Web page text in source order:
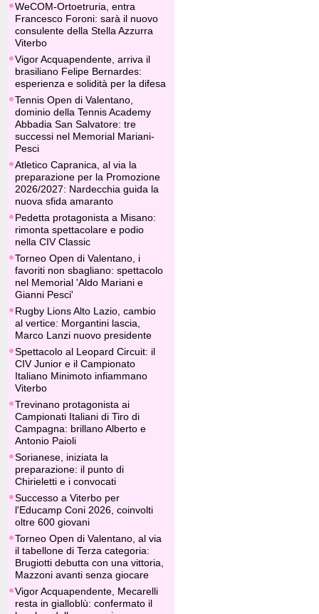
WeCOM-Ortoetruria, entra
Francesco Foroni: sarà il nuovo
consulente della Stella Azzurra
Viterbo
Vigor Acquapendente, arriva il
brasiliano Felipe Bernardes:
esperienza e solidità per la difesa
Tennis Open di Valentano,
dominio della Tennis Academy
Abbadia San Salvatore: tre
successi nel Memorial Mariani-
Pesci
Atletico Capranica, al via la
preparazione per la Promozione
2026/2027: Nardecchia guida la
nuova sfida amaranto
Pedetta protagonista a Misano:
rimonta spettacolare e podio
nella CIV Classic
Torneo Open di Valentano, i
favoriti non sbagliano: spettacolo
nel Memorial 'Aldo Mariani e
Gianni Pesci'
Rugby Lions Alto Lazio, cambio
al vertice: Morgantini lascia,
Marco Lanzi nuovo presidente
Spettacolo al Leopard Circuit: il
CIV Junior e il Campionato
Italiano Minimoto infiammano
Viterbo
Trevinano protagonista ai
Campionati Italiani di Tiro di
Campagna: brillano Alberto e
Antonio Paioli
Sorianese, iniziata la
preparazione: il punto di
Chirieletti e i convocati
Successo a Viterbo per
l'Educamp Coni 2026, coinvolti
oltre 600 giovani
Torneo Open di Valentano, al via
il tabellone di Terza categoria:
Brugiotti debutta con una vittoria,
Mazzoni avanti senza giocare
Vigor Acquapendente, Mecarelli
resta in gialloblù: confermato il